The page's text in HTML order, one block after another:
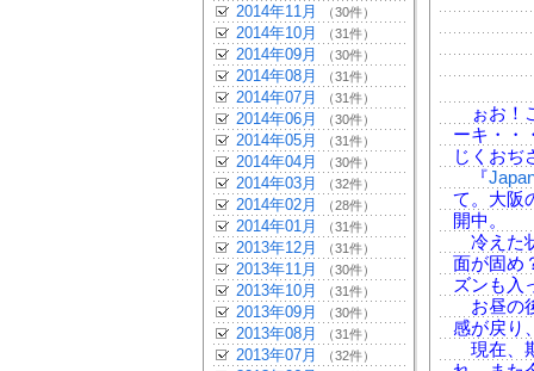
2014年11月 （30件）
2014年10月 （31件）
2014年09月 （30件）
2014年08月 （31件）
2014年07月 （31件）
2014年06月 （30件）
2014年05月 （31件）
2014年04月 （30件）
2014年03月 （32件）
2014年02月 （28件）
2014年01月 （31件）
2013年12月 （31件）
2013年11月 （30件）
2013年10月 （31件）
2013年09月 （30件）
2013年08月 （31件）
2013年07月 （32件）
ぉお！
ーキ・・
じくおぢ
『
て。大阪
開中。
冷えた
面が固め
ズンも入
お昼の
感が戻り
現在、